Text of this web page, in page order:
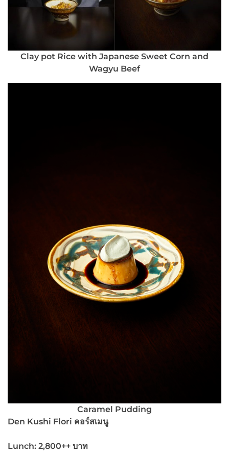
Clay pot Rice with Japanese Sweet Corn and
Wagyu Beef
Caramel Pudding
Den Kushi Flori คอร์สเมนู
Lunch: 2,800++ บาท